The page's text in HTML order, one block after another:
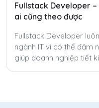
Fullstack Developer
ai cũng theo được
Fullstack Developer
ngành IT vì có thể đảm
giúp doanh nghiệp tiết